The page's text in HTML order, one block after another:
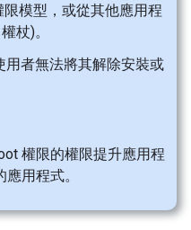
模型，或從其他應用程
杖)。
用者無法將其解除安裝或
權限的權限提升應用程
用程式。